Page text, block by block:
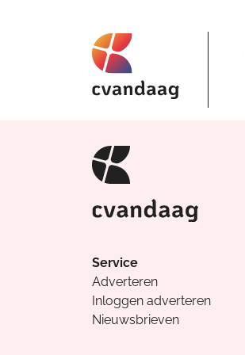
Service
Adverteren
Inloggen adverteren
Nieuwsbrieven